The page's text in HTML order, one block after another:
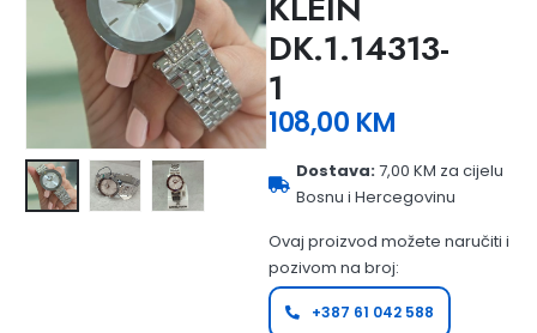
DK.1.14313-
1
108,00 KM
Dostava:7,00 KM za cijelu
Bosnu i Hercegovinu
Ovaj proizvod možete naručiti i
pozivom na broj:
+387 61 042 588